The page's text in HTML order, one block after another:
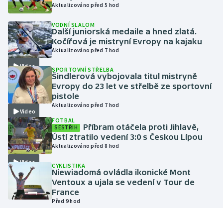
Gymnastika
Házená
Jezdectví
Judo
Krasobruslení
Lezení
Lyže a snowboard
Moderní pětiboj
Aktualizováno před 5 hod
Video
VODNÍ SLALOM
Další juniorská medaile a hned zlatá.
Kočířová je mistryní Evropy na kajaku
Aktualizováno před 7 hod
Video
SPORTOVNÍ STŘELBA
Šindlerová vybojovala titul mistryně
Evropy do 23 let ve střelbě ze sportovní
pistole
Aktualizováno před 7 hod
Video
FOTBAL
SESTŘIH
Příbram otáčela proti Jihlavě,
Ústí ztratilo vedení 3:0 s Českou Lípou
Aktualizováno před 8 hod
CYKLISTIKA
Niewiadomá ovládla ikonické Mont
Ventoux a ujala se vedení v Tour de
France
Před 9 hod